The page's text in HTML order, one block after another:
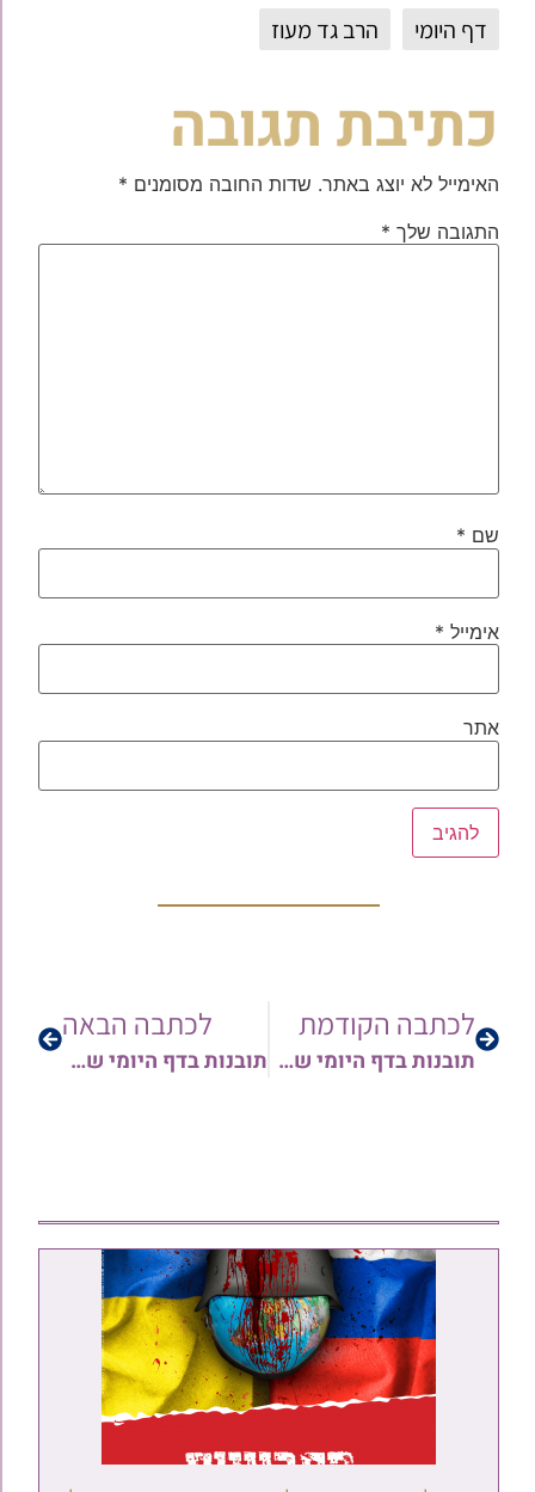
דף היומי הרב גד מעוז
כתיבת תגובה
האימייל לא יוצג באתר. שדות החובה מסומנים *
התגובה שלך *
שם *
אימייל *
אתר
לכתבה הקודמת
תובנות בדף היומי שבת דף ק"כ – קכ"א | כולל סיכום הלכה למעשה – מפי הרב משה יפת • האזנה עריבה
לכתבה הבאה
תובנות בדף היומי שבת דף קכ"ב | כולל סיכום הלכה למעשה – מפי הרב משה יפת • האזנה עריבה